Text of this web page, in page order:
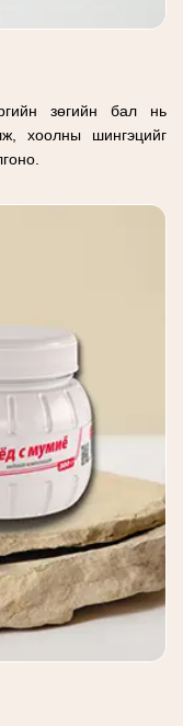
зөгийн бал нь
хоолны шингэцийг